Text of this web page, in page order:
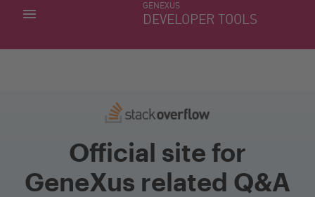
GENEXUS
DEVELOPER TOOLS
MIS APLICACIONES
Official site for
GeneXus related Q&A